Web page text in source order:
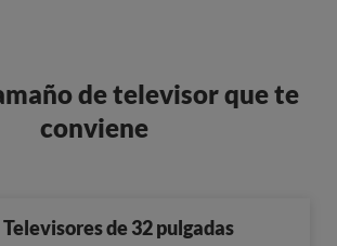
de televisor que te
conviene
Televisores de 32 pulgadas